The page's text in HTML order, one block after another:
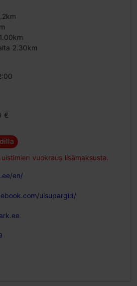
2.30km
€
8.00 €
vuokraus lisämaksusta.
en/
uisupargid/